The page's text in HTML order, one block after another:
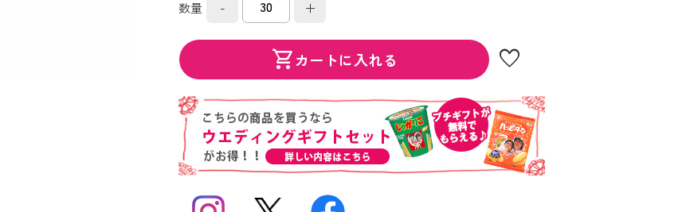
数量 - +
shopping_cartカートに入れる favorite